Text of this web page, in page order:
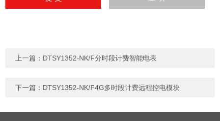
上一篇： DTSY1352-NK/F分时段计费智能电表
下一篇： DTSY1352-NK/F4G多时段计费远程控电模块